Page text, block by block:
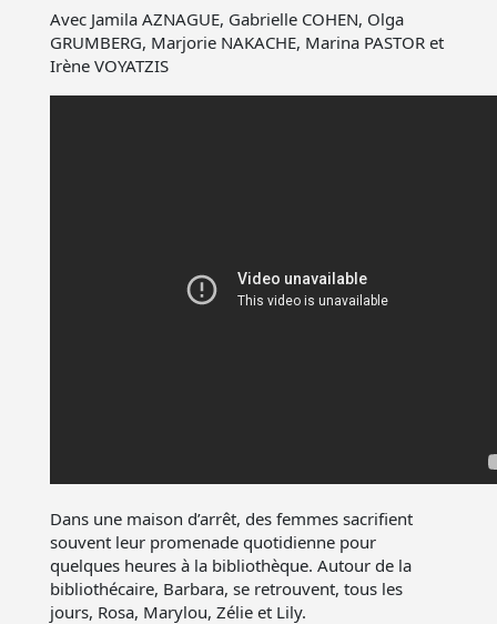
Avec Jamila AZNAGUE, Gabrielle COHEN, Olga
GRUMBERG, Marjorie NAKACHE, Marina PASTOR et
Irène VOYATZIS
Dans une maison d’arrêt, des femmes sacrifient
souvent leur promenade quotidienne pour
quelques heures à la bibliothèque. Autour de la
bibliothécaire, Barbara, se retrouvent, tous les
jours, Rosa, Marylou, Zélie et Lily.